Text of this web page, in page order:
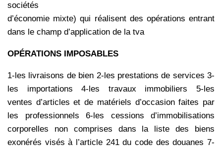
sociétés
d’économie mixte) qui réalisent des opérations entrant
dans le champ d’application de la tva
OPÉRATIONS IMPOSABLES
1-les livraisons de bien 2-les prestations de services 3-
les importations 4-les travaux immobiliers 5-les
ventes d’articles et de matériels d’occasion faites par
les professionnels 6-les cessions d’immobilisations
corporelles non comprises dans la liste des biens
exonérés visés à l’article 241 du code des douanes 7-